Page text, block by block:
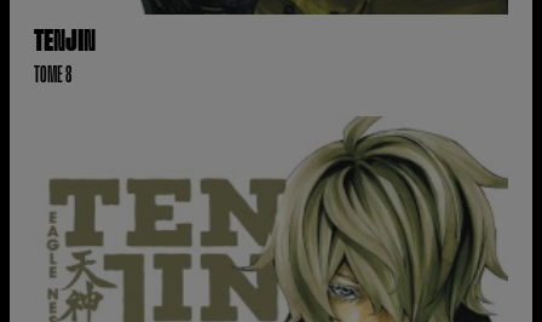
TENJIN
TOME 8